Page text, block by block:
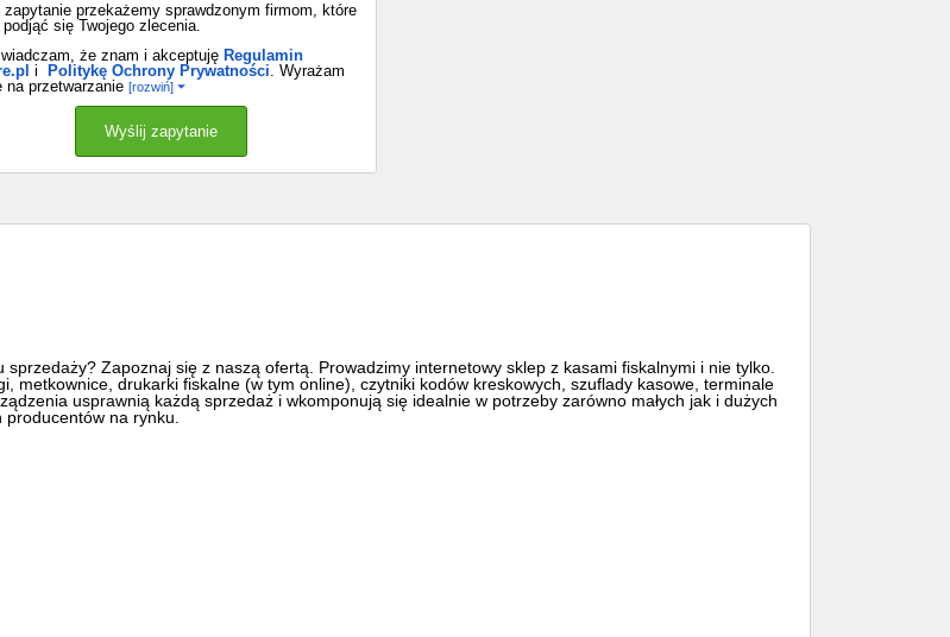
zapytanie przekażemy sprawdzonym firmom, które
się Twojego zlecenia.
że znam i akceptuję Regulamin
i Politykę Ochrony Prywatności. Wyrażam
na przetwarzanie [rozwiń]
Zapoznaj się z naszą ofertą. Prowadzimy internetowy sklep z kasami fiskalnymi i nie tylko.
metkownice, drukarki fiskalne (w tym online), czytniki kodów kreskowych, szuflady kasowe, terminale
usprawnią każdą sprzedaż i wkomponują się idealnie w potrzeby zarówno małych jak i dużych
na rynku.